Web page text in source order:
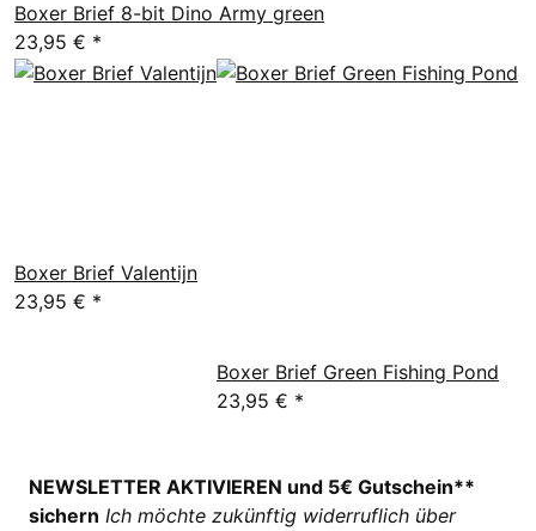
Boxer Brief 8-bit Dino Army green
23,95 € *
Boxer Brief Valentijn
23,95 € *
Boxer Brief Green Fishing Pond
23,95 € *
NEWSLETTER AKTIVIEREN und 5€ Gutschein**
sichern Ich möchte zukünftig widerruflich über